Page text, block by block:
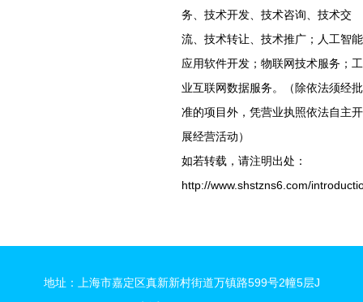
务、技术开发、技术咨询、技术交
流、技术转让、技术推广；人工智能
应用软件开发；物联网技术服务；工
业互联网数据服务。（除依法须经批
准的项目外，凭营业执照依法自主开
展经营活动）
如若转载，请注明出处：
http://www.shstzns6.com/
地址：上海市嘉定区真新新村街道万镇路599号2幢5层J